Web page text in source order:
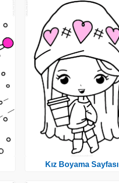
Kız Boyama Sayfası